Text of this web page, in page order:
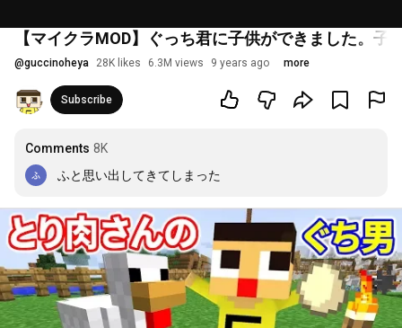
【マイクラMOD】ぐっち君に子供ができました。子
@guccinoheya 28K likes 6.3M views 9 years ago more
Subscribe
Comments 8K
ふと思い出してきてしまった